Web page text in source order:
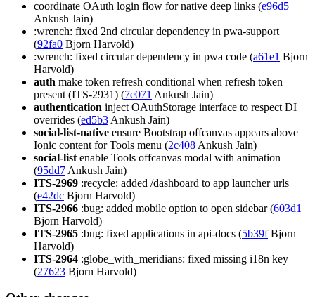
coordinate OAuth login flow for native deep links (e96d5
Ankush Jain)
:wrench: fixed 2nd circular dependency in pwa-support
(92fa0 Bjorn Harvold)
:wrench: fixed circular dependency in pwa code (a61e1 Bjorn
Harvold)
auth make token refresh conditional when refresh token
present (ITS-2931) (7e071 Ankush Jain)
authentication inject OAuthStorage interface to respect DI
overrides (ed5b3 Ankush Jain)
social-list-native ensure Bootstrap offcanvas appears above
Ionic content for Tools menu (2c408 Ankush Jain)
social-list enable Tools offcanvas modal with animation
(95dd7 Ankush Jain)
ITS-2969 :recycle: added /dashboard to app launcher urls
(e42dc Bjorn Harvold)
ITS-2966 :bug: added mobile option to open sidebar (603d1
Bjorn Harvold)
ITS-2965 :bug: fixed applications in api-docs (5b39fBjorn
Harvold)
ITS-2964 :globe_with_meridians: fixed missing i18n key
(27623 Bjorn Harvold)